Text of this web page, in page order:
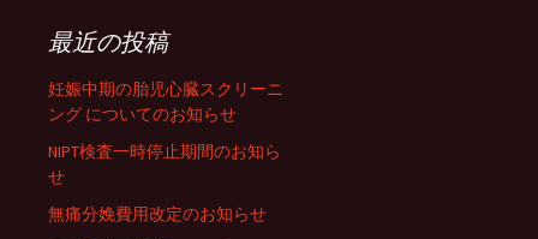
最近の投稿
妊娠中期の胎児心臓スクリーニ
ング についてのお知らせ
NIPT検査一時停止期間のお知ら
せ
無痛分娩費用改定のお知らせ